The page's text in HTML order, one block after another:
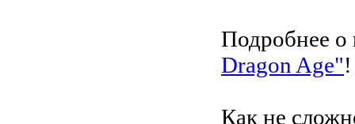
Подробнее о
Dragon Age"!
Как не